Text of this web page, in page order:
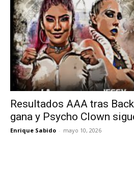
Resultados AAA tras
gana y Psycho Clown
Enrique Sabido - mayo 10, 2026